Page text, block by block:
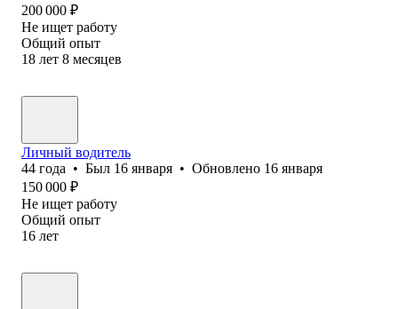
200 000 ₽
Не ищет работу
Общий опыт
18 лет 8 месяцев
Личный водитель
44 года • Был 16 января • Обновлено 16 января
150 000 ₽
Не ищет работу
Общий опыт
16 лет